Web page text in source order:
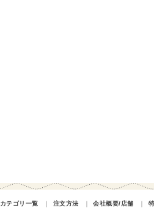
カテゴリ一覧 ｜ 注文方法 ｜ 会社概要/店舗 ｜